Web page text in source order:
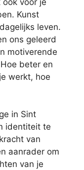
Kunst
leven.
ons geleerd
motiverende
beter en
werkt, hoe
in Sint
identiteit te
van
aanrader om
van je